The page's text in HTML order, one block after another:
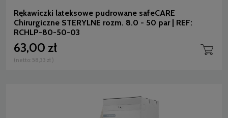
Rękawiczki lateksowe pudrowane safeCARE
Chirurgiczne STERYLNE rozm. 8.0 - 50 par | REF:
RCHLP-80-50-03
63,00 zł
(netto: 58,33 zł )